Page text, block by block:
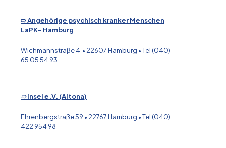
➱ Angehörige psychisch kranker Menschen
LaPK- Hamburg
Wichmannstraße 4 • 22607 Hamburg • Tel (040)
65 05 54 93
➱Insel e.V. (Altona)
Ehrenbergstraße 59 • 22767 Hamburg • Tel (040)
422 954 98